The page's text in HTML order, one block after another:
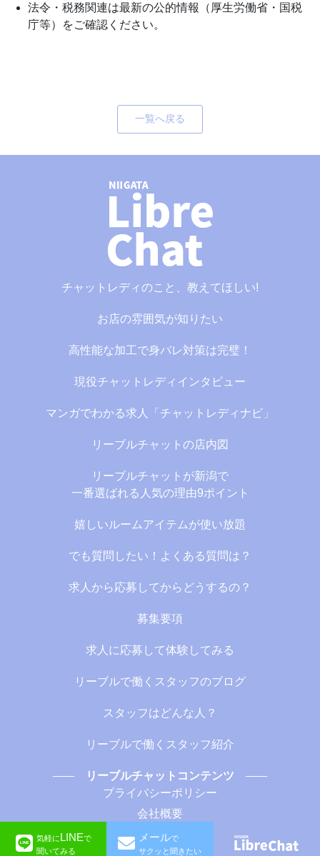
法令・税務関連は最新の公的情報（厚生労働省・国税
庁等）をご確認ください。
一覧へ戻る
チャットレディのこと、教えてほしい!
お店の雰囲気が知りたい
高性能な加工で身バレ対策は完璧！
現役チャットレディインタビュー
マンガでわかる求人「チャットレディナビ」
リーブルチャットの店内図
リーブルチャットが新潟で
一番選ばれる人気の理由9ポイント
嬉しいルームアイテムが使い放題
でも質問したい！よくある質問は？
求人から応募してからどうするの？
募集要項
求人に応募して体験してみる
リーブルで働くスタッフのブログ
スタッフはどんな人？
リーブルで働くスタッフ紹介
リーブルチャットコンテンツ
プライバシーポリシー
会社概要
©︎LibreChat
気軽にLINEで
聞いてみる
メールで
サクッと聞きたい